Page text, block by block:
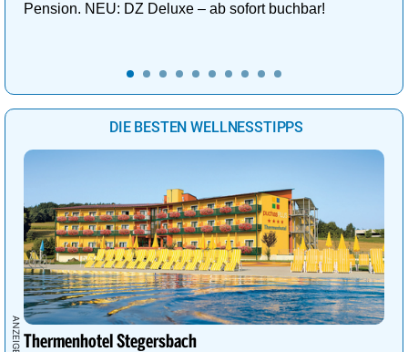
Pension. NEU: DZ Deluxe – ab sofort buchbar!
DIE BESTEN WELLNESSTIPPS
Thermenhotel Stegersbach